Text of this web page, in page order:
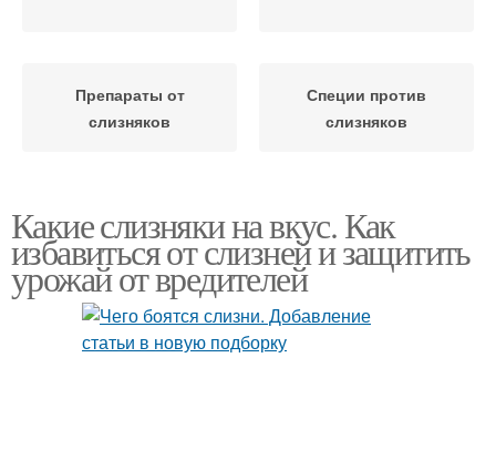
Препараты от
слизняков
Специи против
слизняков
Какие слизняки на вкус. Как
избавиться от слизней и защитить
урожай от вредителей